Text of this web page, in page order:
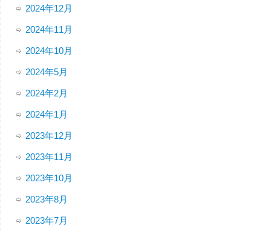
2024年12月
2024年11月
2024年10月
2024年5月
2024年2月
2024年1月
2023年12月
2023年11月
2023年10月
2023年8月
2023年7月